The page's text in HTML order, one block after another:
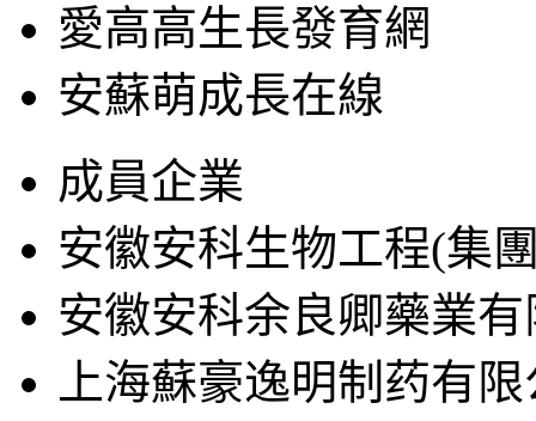
愛高高生長發育網
安蘇萌成長在線
成員企業
安徽安科生物工程(集
安徽安科余良卿藥業
上海蘇豪逸明制药有